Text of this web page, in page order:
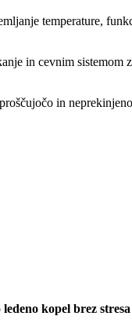
temperature,
in cevnim
in
kopel brez